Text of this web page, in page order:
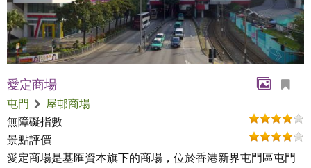
愛定商場
屯門
屋邨商場
無障礙指數
景點評價
愛定商場是基匯資本旗下的商場，位於香港新界屯門區屯門